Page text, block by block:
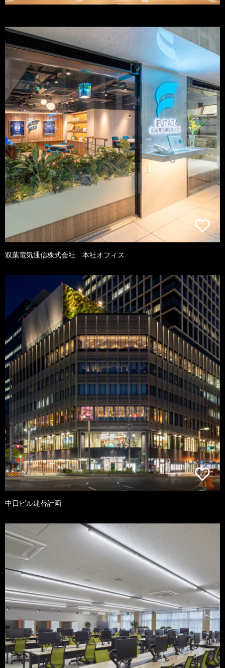
双葉電気通信株式会社 本社オフィス
中日ビル建替計画